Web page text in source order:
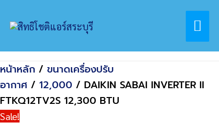
Home
สินค้า
DAIKIN SABAI INVERTER II FTKQ12TV2S
หน้าหลัก / ขนาดเครื่องปรับ
อากาศ / 12,000 / DAIKIN SABAI INVERTER II
FTKQ12TV2S 12,300 BTU
Sale!